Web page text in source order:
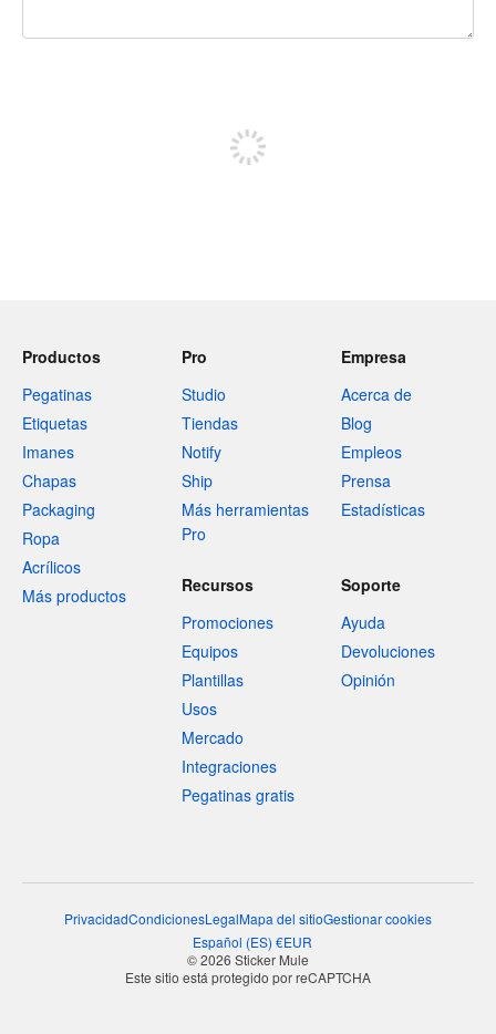
Productos
Pegatinas
Etiquetas
Imanes
Chapas
Packaging
Ropa
Acrílicos
Más productos
Pro
Studio
Tiendas
Notify
Ship
Más herramientas
Pro
Empresa
Acerca de
Blog
Empleos
Prensa
Estadísticas
Recursos
Promociones
Equipos
Plantillas
Usos
Mercado
Integraciones
Pegatinas gratis
Soporte
Ayuda
Devoluciones
Opinión
PrivacidadCondicionesLegalMapa del sitioGestionar cookies
Español (ES) €EUR
© 2026 Sticker Mule
Este sitio está protegido por reCAPTCHA